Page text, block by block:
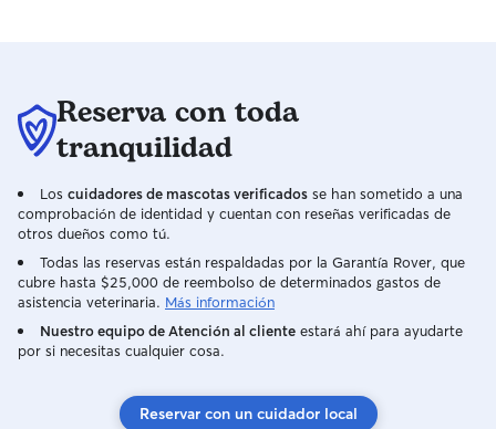
Reserva con toda
tranquilidad
Los cuidadores de mascotas verificados se han sometido a una
comprobación de identidad y cuentan con reseñas verificadas de
otros dueños como tú.
Todas las reservas están respaldadas por la Garantía Rover, que
cubre hasta $25,000 de reembolso de determinados gastos de
asistencia veterinaria. Más información
Nuestro equipo de Atención al cliente estará ahí para ayudarte
por si necesitas cualquier cosa.
Reservar con un cuidador local